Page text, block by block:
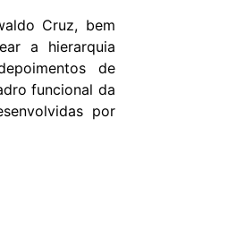
Cruz, bem
a hierarquia
de
funcional da
por